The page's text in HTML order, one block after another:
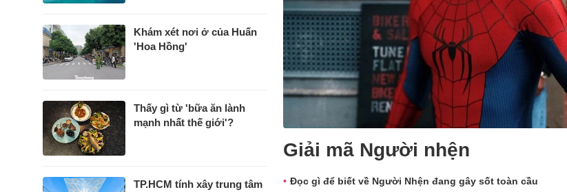
Giải mã Người nhện
Đọc gì để biết về Người Nhện đang gây sốt toàn cầu
Khám xét nơi ở của Huấn
'Hoa Hồng'
Thấy gì từ 'bữa ăn lành
mạnh nhất thế giới'?
TP.HCM tính xây trung tâm